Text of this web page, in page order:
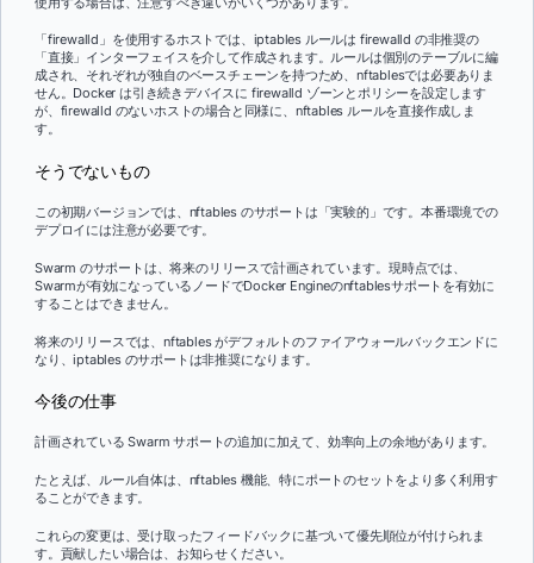
「firewalld」を使用するホストでは、iptables ルールは firewalld の非推奨の
「直接」インターフェイスを介して作成されます。ルールは個別のテーブルに編
成され、それぞれが独自のベースチェーンを持つため、nftablesでは必要ありま
せん。Docker は引き続きデバイスに firewalld ゾーンとポリシーを設定します
が、firewalld のないホストの場合と同様に、nftables ルールを直接作成しま
す。
そうでないもの
この初期バージョンでは、nftables のサポートは「実験的」です。本番環境での
デプロイには注意が必要です。
Swarm のサポートは、将来のリリースで計画されています。現時点では、
Swarmが有効になっているノードでDocker Engineのnftablesサポートを有効に
することはできません。
将来のリリースでは、nftables がデフォルトのファイアウォールバックエンドに
なり、iptables のサポートは非推奨になります。
今後の仕事
計画されている Swarm サポートの追加に加えて、効率向上の余地があります。
たとえば、ルール自体は、nftables 機能、特にポートのセットをより多く利用す
ることができます。
これらの変更は、受け取ったフィードバックに基づいて優先順位が付けられま
す。貢献したい場合は、お知らせください。